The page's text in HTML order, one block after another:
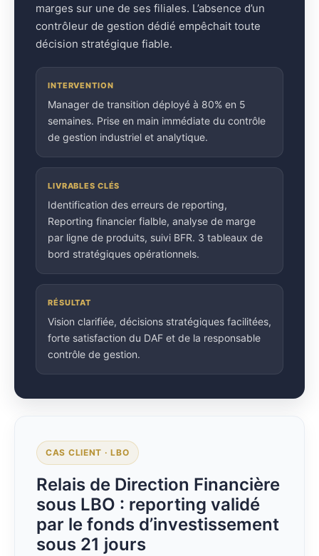
marges sur une de ses filiales. L’absence d’un
contrôleur de gestion dédié empêchait toute
décision stratégique fiable.
INTERVENTION
Manager de transition déployé à 80% en 5
semaines. Prise en main immédiate du contrôle
de gestion industriel et analytique.
LIVRABLES CLÉS
Identification des erreurs de reporting,
Reporting financier fialble, analyse de marge
par ligne de produits, suivi BFR. 3 tableaux de
bord stratégiques opérationnels.
RÉSULTAT
Vision clarifiée, décisions stratégiques facilitées,
forte satisfaction du DAF et de la responsable
contrôle de gestion.
CAS CLIENT · LBO
Relais de Direction Financière
sous LBO : reporting validé
par le fonds d’investissement
sous 21 jours